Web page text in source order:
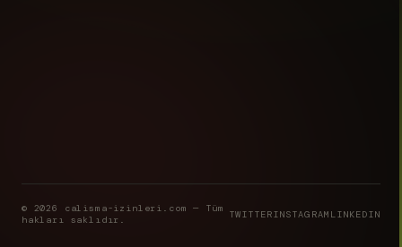
© 2026 calisma-izinleri.com — Tüm
hakları saklıdır.
TWITTERINSTAGRAM LINKEDIN